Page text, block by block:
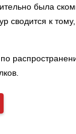
была
сводится к
по